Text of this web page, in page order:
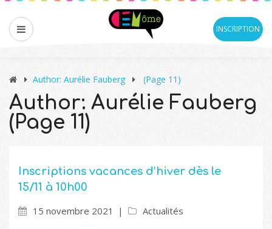
INSCRIPTION
Author: Aurélie Fauberg (Page 11)
Author: Aurélie Fauberg
(Page 11)
Inscriptions vacances d’hiver dès le
15/11 à 10h00
15 novembre 2021
Actualités